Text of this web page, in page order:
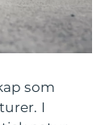
som
I